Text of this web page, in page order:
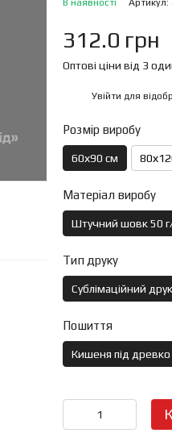
В наявності Артикул:
312.0 грн
Оптові ціни від 3
Увійти для
Розмір виробу
60х90 см
Матеріал виробу
Штучний шовк 50
Тип друку
Сублімаційний
Пошиття
Кишеня під древко